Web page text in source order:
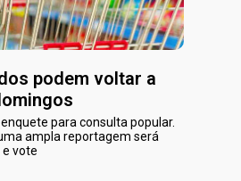
podem voltar a
enquete para consulta popular.
ampla reportagem será
vote